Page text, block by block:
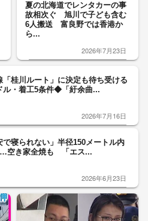
夏の北海道でレンタカーの事
故相次ぐ 旭川で子ども含む
6人搬送 富良野では香港か
ら...
2026年7月23日
桂川ルート」に決定も待ち受ける
ル・着工5条件◆「紆余曲...
2026年7月16日
で寝られない」半径150メートル内
…空き家全焼も 「エス...
2026年6月23日